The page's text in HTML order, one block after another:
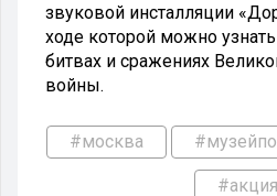
звуковой инсталляции
ходе которой можно
битвах и сражениях
войны.
#москва
#акция